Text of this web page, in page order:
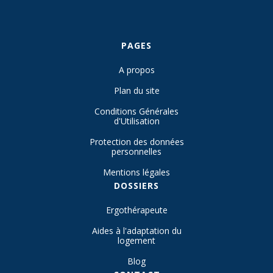
PAGES
A propos
Plan du site
Conditions Générales
d'Utilisation
Protection des données
personnelles
Mentions légales
DOSSIERS
Ergothérapeute
Aides à l'adaptation du
logement
Blog